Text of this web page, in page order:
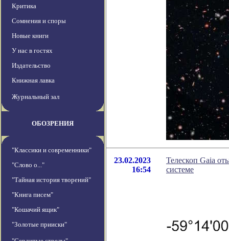
Критика
Сомнения и споры
Новые книги
У нас в гостях
Издательство
Книжная лавка
Журнальный зал
ОБОЗРЕНИЯ
"Классики и современники"
"Слово о..."
"Тайная история творений"
"Книга писем"
"Кошачий ящик"
"Золотые прииски"
23.02.2023
16:54
Телескоп Gaia
системе